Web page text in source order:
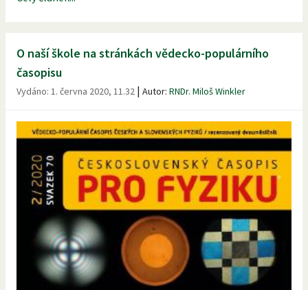
O naší škole na stránkách vědecko-populárního
časopisu
Vydáno: 1. června 2020, 11.32 | Autor: RNDr. Miloš Winkler